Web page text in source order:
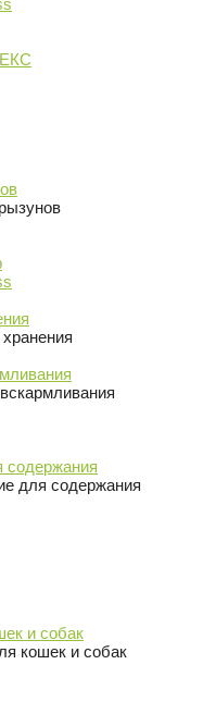
содержания
для содержания
и собак
кошек и собак